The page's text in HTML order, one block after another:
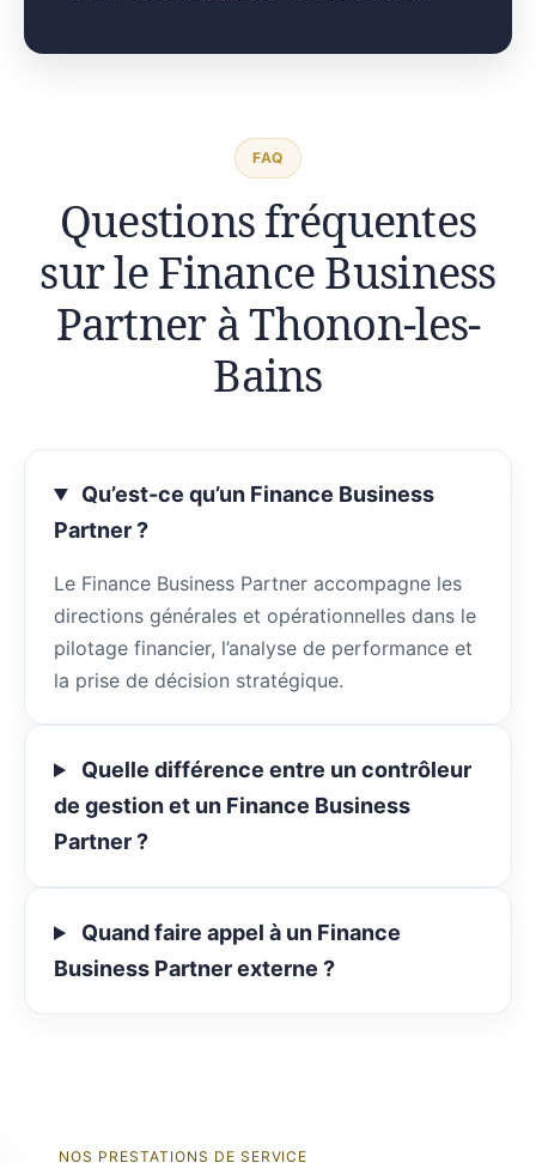
FAQ
Questions fréquentes
sur le Finance Business
Partner à Thonon-les-
Bains
Qu’est-ce qu’un Finance Business
Partner ?
Le Finance Business Partner accompagne les
directions générales et opérationnelles dans le
pilotage financier, l’analyse de performance et
la prise de décision stratégique.
Quelle différence entre un contrôleur
de gestion et un Finance Business
Partner ?
Quand faire appel à un Finance
Business Partner externe ?
NOS PRESTATIONS DE SERVICE